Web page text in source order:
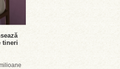
tineri